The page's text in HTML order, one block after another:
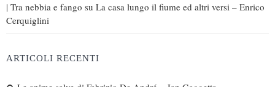
| Tra nebbia e fango su La casa lungo il fiume ed altri versi – Enrico
Cerquiglini
ARTICOLI RECENTI